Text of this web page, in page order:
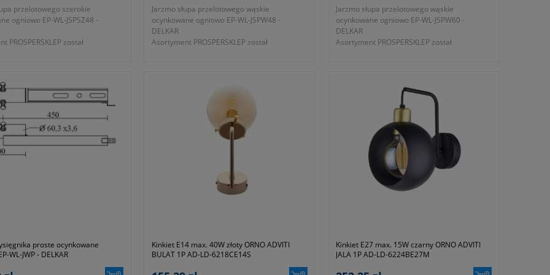
przelotowego szerokie
ogniowo EP-WL-JSPSZ48 -
PROSPERSKLEP został
48-50mm na słupach ŻN.
H = 170mm
12 miesięcy (lub dłużej
wytycznymi producenta)
0-459-000-000-000
EP-WL-JSPSZ48
ogniowo
Jarzmo słupa przelotowego wąskie
ocynkowane ogniowo EP-WL-JSPW48 -
DELKAR
Asortyment PROSPERSKLEP został
- wysokość H = 120mm
okres gwarancji 12 miesięcy (lub dłużej
zgodnie z wytycznymi producenta)
- dawny symbol 0-458-000-000-000
- symbol producenta EP-WL-JSPW48
Jarzmo słupa przelotowego wąskie
ocynkowane ogniowo EP-WL-JSPW60 -
DELKAR
Asortyment PROSPERSKLEP został
o średnicy 60mm na słupach ŻN.
okres gwarancji 12 miesięcy (lub dłużej
zgodnie z wytycznymi producenta)
- symbol producenta EP-WL-JSPW60
- ocynkowane ogniowo
proste ocynkowane
WL-JWP - DELKAR
Kinkiet E14 max. 40W złoty ORNO ADVITI
BULAT 1P AD-LD-6218CE14S
Kinkiet E27 max. 15W czarny ORNO ADVITI
JALA 1P AD-LD-6224BE27M